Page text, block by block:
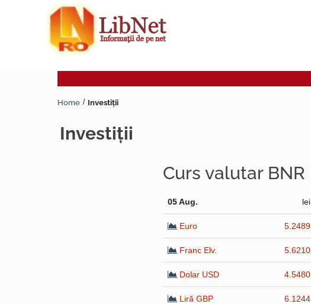
Home Investiţii
investiţii
Curs valutar BNR
05 Aug. lei
Euro 5.2489
Franc Elv. 5.6210
Dolar USD 4.5480
Liră GBP 6.1244